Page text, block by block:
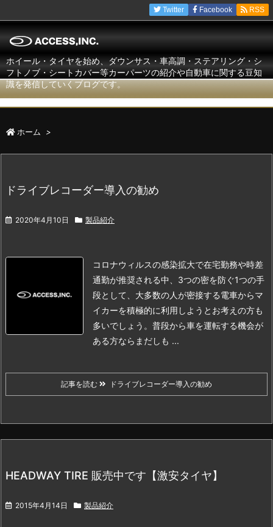
Twitter Facebook RSS
ホイール・タイヤを始め、ダウンサス・車高調・ステアリング・シ
フトノブ・シートカバー等カーパーツの紹介や自動車に関する豆知
識を発信していくブログです。
ホーム >
ドライブレコーダー導入の勧め
2020年4月10日 製品紹介
コロナウィルスの感染拡大で在宅勤務や時差
通勤が推奨される中、3つの密を防ぐ1つの手
段として、大多数の人が密接する電車からマ
イカーを積極的に利用しようとお考えの方も
多いでしょう。 普段から車を運転する機会が
ある方ならまだしも ...
記事を読む ドライブレコーダー導入の勧め
HEADWAY TIRE 販売中です【激安タイヤ】
2015年4月14日 製品紹介